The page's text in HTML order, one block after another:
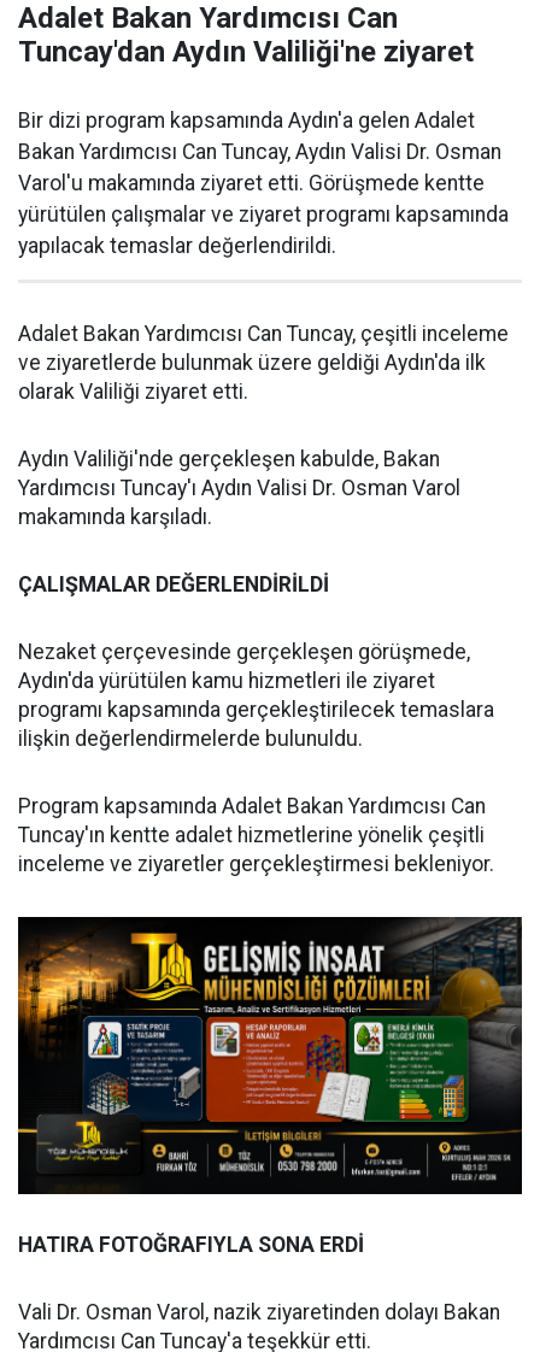
Adalet Bakan Yardımcısı Can
Tuncay'dan Aydın Valiliği'ne ziyaret
Bir dizi program kapsamında Aydın'a gelen Adalet
Bakan Yardımcısı Can Tuncay, Aydın Valisi Dr. Osman
Varol'u makamında ziyaret etti. Görüşmede kentte
yürütülen çalışmalar ve ziyaret programı kapsamında
yapılacak temaslar değerlendirildi.
Adalet Bakan Yardımcısı Can Tuncay, çeşitli inceleme
ve ziyaretlerde bulunmak üzere geldiği Aydın'da ilk
olarak Valiliği ziyaret etti.
Aydın Valiliği'nde gerçekleşen kabulde, Bakan
Yardımcısı Tuncay'ı Aydın Valisi Dr. Osman Varol
makamında karşıladı.
ÇALIŞMALAR DEĞERLENDİRİLDİ
Nezaket çerçevesinde gerçekleşen görüşmede,
Aydın'da yürütülen kamu hizmetleri ile ziyaret
programı kapsamında gerçekleştirilecek temaslara
ilişkin değerlendirmelerde bulunuldu.
Program kapsamında Adalet Bakan Yardımcısı Can
Tuncay'ın kentte adalet hizmetlerine yönelik çeşitli
inceleme ve ziyaretler gerçekleştirmesi bekleniyor.
HATIRA FOTOĞRAFIYLA SONA ERDİ
Vali Dr. Osman Varol, nazik ziyaretinden dolayı Bakan
Yardımcısı Can Tuncay'a teşekkür etti.